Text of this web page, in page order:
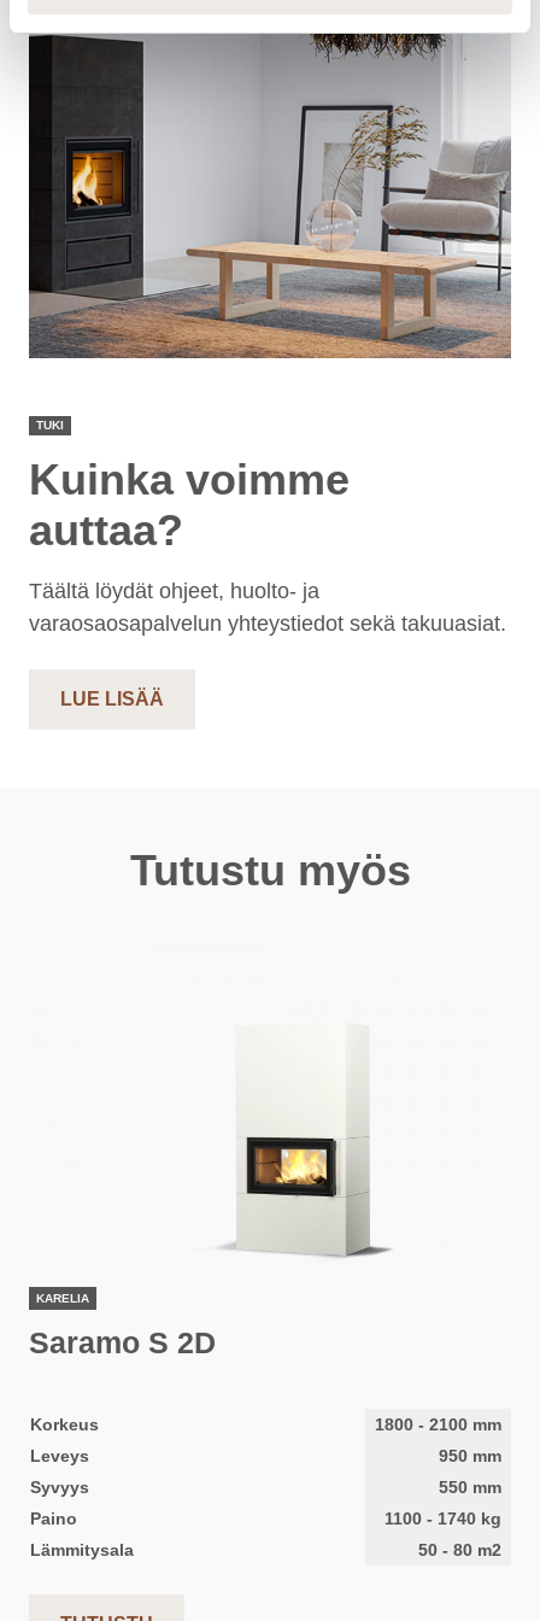
TUKI
Kuinka voimme
auttaa?
Täältä löydät ohjeet, huolto- ja
varaosaosapalvelun yhteystiedot sekä takuuasiat.
LUE LISÄÄ
Tutustu myös
KARELIA
Saramo S 2D
Korkeus 1800 - 2100 mm
Leveys
950 mm
Syvyys
550 mm
Paino
1100 - 1740 kg
Lämmitysala
50 - 80 m2